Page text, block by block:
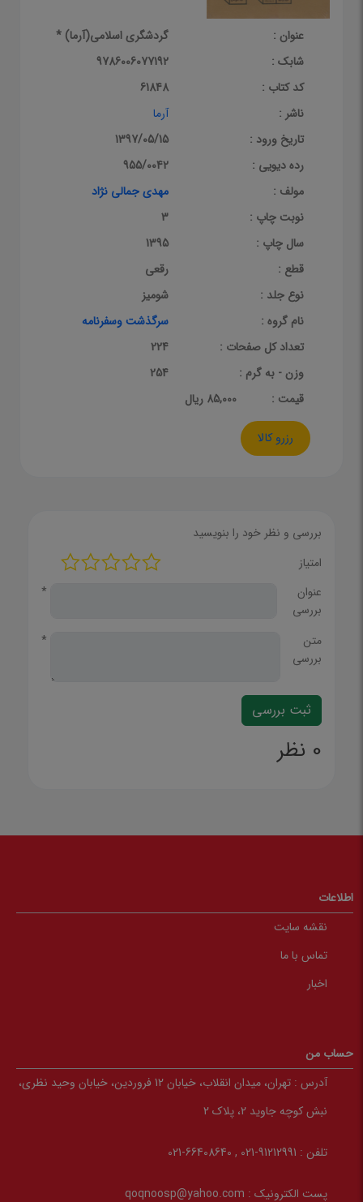
عنوان :
گردشگری اسلامی(آرما) *
شابک :
9786006077192
کد کتاب :
61848
ناشر :
آرما
تاریخ ورود :
1397/05/15
رده دیویی :
955/0042
مولف :
مهدی جمالی نژاد
نوبت چاپ :
3
سال چاپ :
1395
قطع :
رقعی
نوع جلد :
شومیز
نام گروه :
سرگذشت وسفرنامه
تعداد کل صفحات :
224
وزن - به گرم :
254
قيمت :
85,000 ریال
رزرو کالا
بررسی و نظر خود را بنویسید
امتیاز
عنوان
بررسی
*
متن
بررسی
*
0 نظر
اطلاعات
نقشه سایت
تماس با ما
اخبار
حساب من
آدرس :
تهران، میدان انقلاب، خیابان 12 فروردین، خیابان وحید نظری،
نبش کوچه جاوید 2، پلاک 2
تلفن : 91212991-021 , 66408640-021
پست الکترونیک : qoqnoosp@yahoo.com